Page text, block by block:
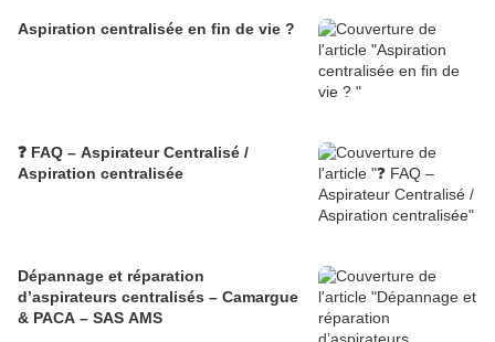
Aspiration centralisée en fin de vie ?
❓ FAQ – Aspirateur Centralisé /
Aspiration centralisée
Dépannage et réparation
d’aspirateurs centralisés – Camargue
& PACA – SAS AMS